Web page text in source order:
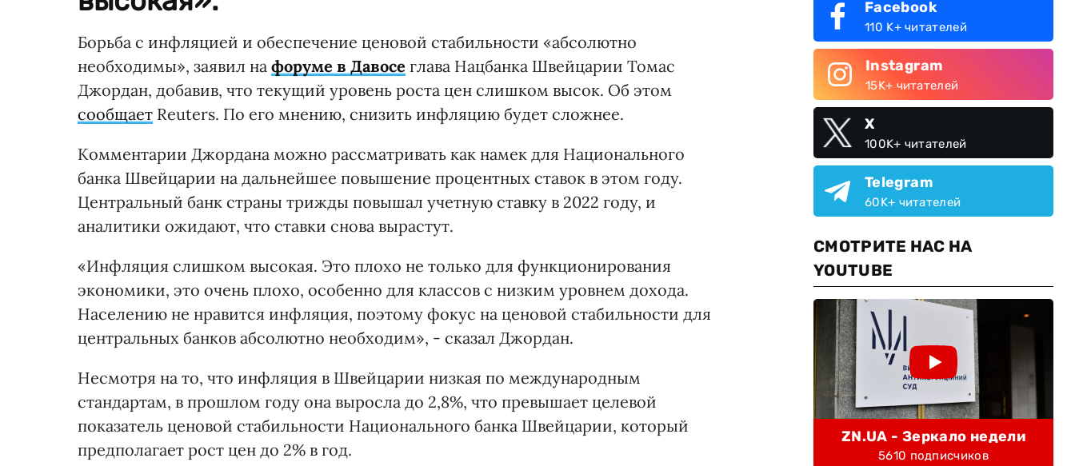
Борьба с инфляцией и обеспечение ценовой стабильности «абсолютно
необходимы», заявил на форуме в Давосе глава Нацбанка Швейцарии Томас
Джордан, добавив, что текущий уровень роста цен слишком высок. Об этом
сообщает Reuters. По его мнению, снизить инфляцию будет сложнее.
Комментарии Джордана можно рассматривать как намек для Национального
банка Швейцарии на дальнейшее повышение процентных ставок в этом году.
Центральный банк страны трижды повышал учетную ставку в 2022 году, и
аналитики ожидают, что ставки снова вырастут.
«Инфляция слишком высокая. Это плохо не только для функционирования
экономики, это очень плохо, особенно для классов с низким уровнем дохода.
Населению не нравится инфляция, поэтому фокус на ценовой стабильности для
центральных банков абсолютно необходим», - сказал Джордан.
Несмотря на то, что инфляция в Швейцарии низкая по международным
стандартам, в прошлом году она выросла до 2,8%, что превышает целевой
показатель ценовой стабильности Национального банка Швейцарии, который
предполагает рост цен до 2% в год.
Facebook
110 K+ читателей
Instagram
15K+ читателей
X
100K+ читателей
Telegram
60K+ читателей
СМОТРИТЕ НАС НА
YOUTUBE
ZN.UA - Зеркало недели
5610 подписчиков